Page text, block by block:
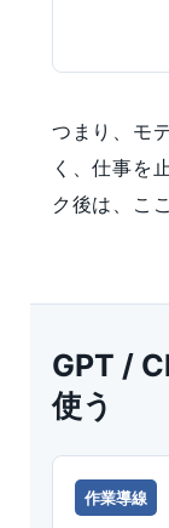
つまり、モ
く、仕事を
ク後は、こ
GPT /
使う
作業導線